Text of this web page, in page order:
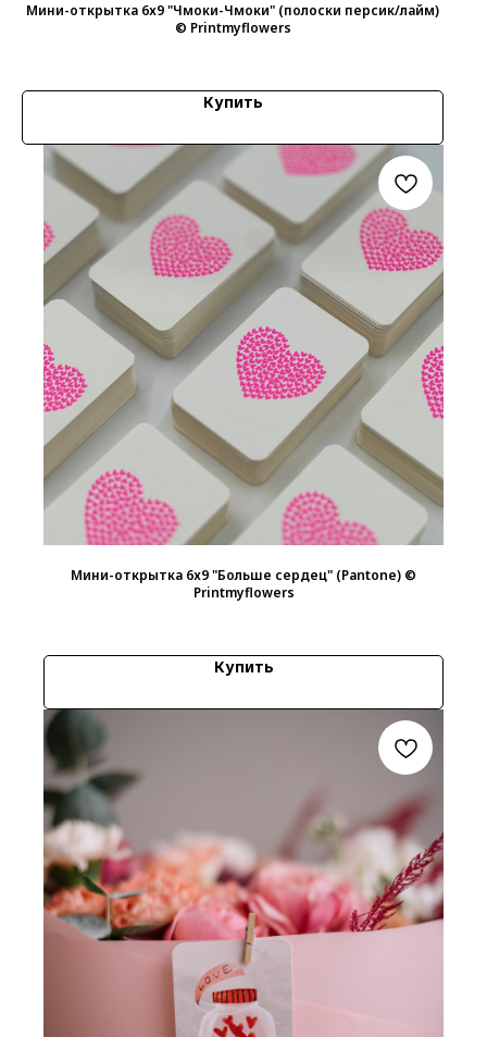
Мини-открытка 6х9 "Чмоки-Чмоки" (полоски персик/лайм)
© Printmyflowers
Купить
Мини-открытка 6х9 "Больше сердец" (Pantone) ©
Printmyflowers
Купить